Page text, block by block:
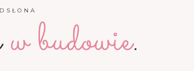
w budowie.